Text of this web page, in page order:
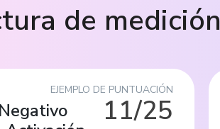
de medición
EJEMPLO DE PUNTUACIÓN
11/25